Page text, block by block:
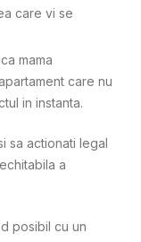
care vi se
mama
care nu
in instanta.
sa actionati legal
a
posibil cu un